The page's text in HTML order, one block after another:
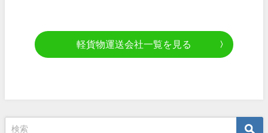
軽貨物運送会社一覧を見る